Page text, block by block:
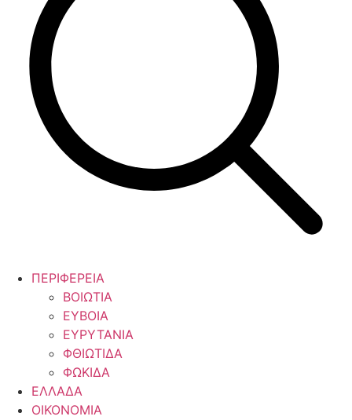
ΠΕΡΙΦΕΡΕΙΑ
ΒΟΙΩΤΙΑ
ΕΥΒΟΙΑ
ΕΥΡΥΤΑΝΙΑ
ΦΘΙΩΤΙΔΑ
ΦΩΚΙΔΑ
ΕΛΛΑΔΑ
ΟΙΚΟΝΟΜΙΑ